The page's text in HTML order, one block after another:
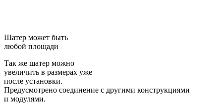
Шатер может быть
любой площади
Так же шатер можно
увеличить в размерах уже
после установки.
Предусмотрено соединение с другими конструкциями
и модулями.